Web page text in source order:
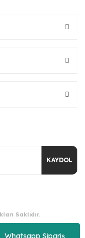
Whatsapp Sipariş
KAYDOL
Saklıdır.